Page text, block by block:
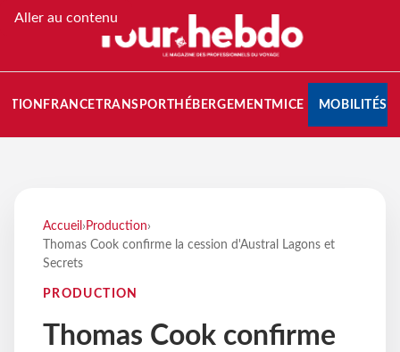
Aller au contenu
FRANCETRANSPORT HÉBERGEMENTMICE MOBILITÉS
Accueil › Production›
Thomas Cook confirme la cession d'Austral Lagons et
Secrets
PRODUCTION
Thomas Cook confirme